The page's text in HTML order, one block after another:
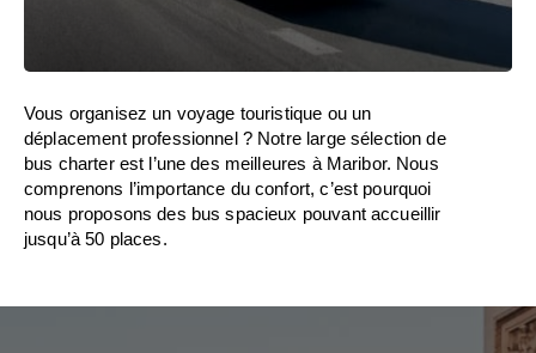
Vous organisez un voyage touristique ou un
déplacement professionnel ? Notre large sélection de
bus charter est l’une des meilleures à Maribor. Nous
comprenons l’importance du confort, c’est pourquoi
nous proposons des bus spacieux pouvant accueillir
jusqu’à 50 places.